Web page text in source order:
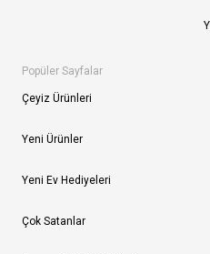
Popüler Sayfalar
Çeyiz Ürünleri
Yeni Ürünler
Yeni Ev Hediyeleri
Çok Satanlar